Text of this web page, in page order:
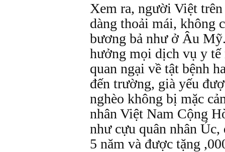
Xem ra, người Việt
dàng thoải mái, không
bương bả như ở Âu
hưởng mọi dịch vụ y
quan ngại về tật bệnh
đến trường, già yếu
nghèo không bị mặc
nhân Việt Nam Cộng
như cựu quân nhân
5 năm và được tặng